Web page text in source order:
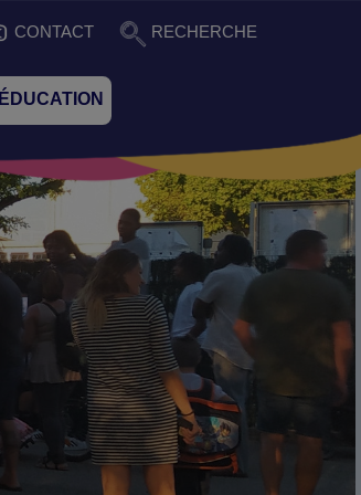
CONTACT RECHERCHE
ÉDUCATION